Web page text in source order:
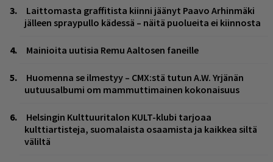
Laittomasta graffitista kiinni jäänyt Paavo Arhinmäki
jälleen spraypullo kädessä – näitä puolueita ei kiinnosta
Mainioita uutisia Remu Aaltosen faneille
Huomenna se ilmestyy – CMX:stä tutun A.W. Yrjänän
uutuusalbumi om mammuttimainen kokonaisuus
Helsingin Kulttuuritalon KULT-klubi tarjoaa
kulttiartisteja, suomalaista osaamista ja kaikkea siltä
väliltä